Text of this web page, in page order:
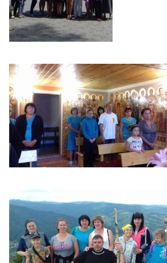
Монастир сестер милосердя Св.
Монастир Успення Пресвятої
Комісії
Катехитична комісія
Комісія у справах молоді
Комісія у справах родини
Комісія з питань душпастирства
Спільноти
Квіти Слобожанщини
Харківщина
Полтавщина
Сумщина